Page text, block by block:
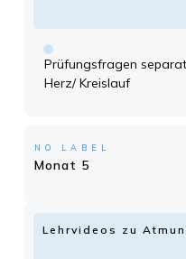
Prüfungsfragen
Herz/ Kreislauf
NO LABEL
Monat 5
Lehrvideos zu